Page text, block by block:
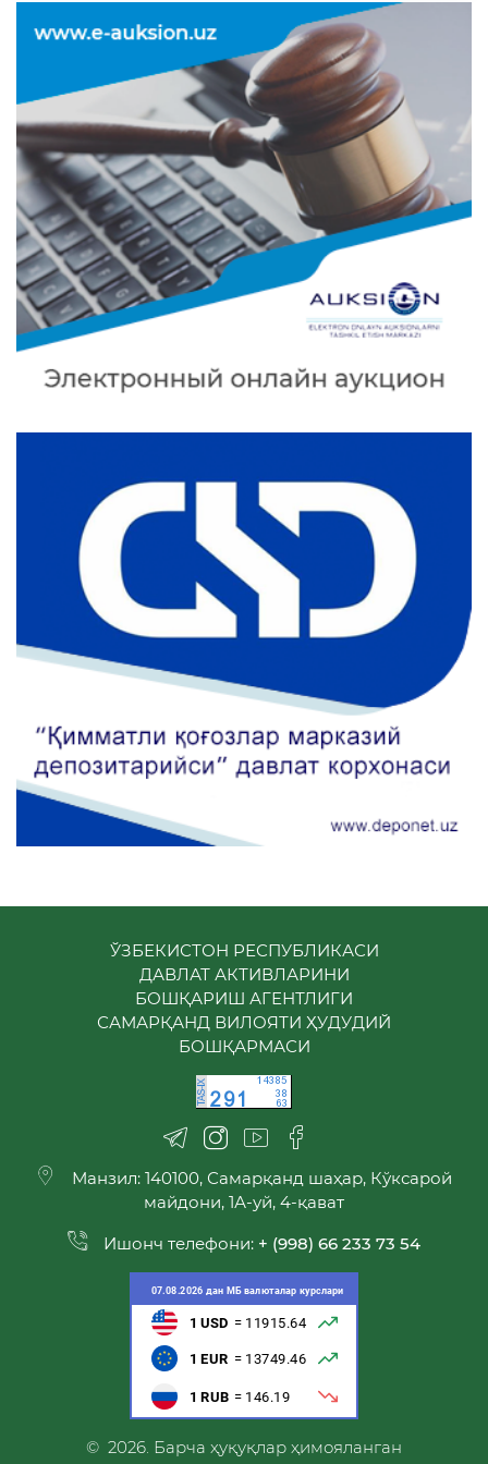
ЎЗБЕКИСТОН РЕСПУБЛИКАСИ
ДАВЛАТ АКТИВЛАРИНИ
БОШҚАРИШ АГЕНТЛИГИ
САМАРҚАНД ВИЛОЯТИ ҲУДУДИЙ
БОШҚАРМАСИ
Манзил: 140100, Самарқанд шаҳар, Кўксарой
майдони, 1А-уй, 4-қават
Ишонч телефони: + (998) 66 233 73 54
© 2026. Барча ҳуқуқлар ҳимояланган